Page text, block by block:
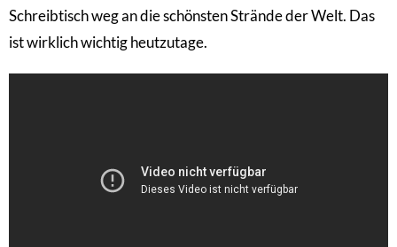
Schreibtisch weg an die schönsten Strände der Welt. Das
ist wirklich wichtig heutzutage.